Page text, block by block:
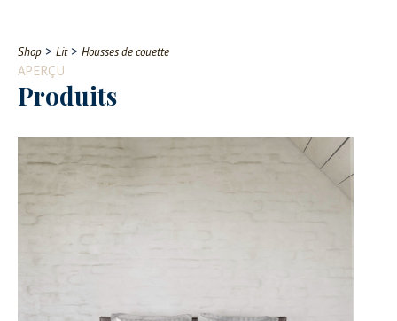
Contact
Shop > Lit> Housses de couette
APERÇU
Produits